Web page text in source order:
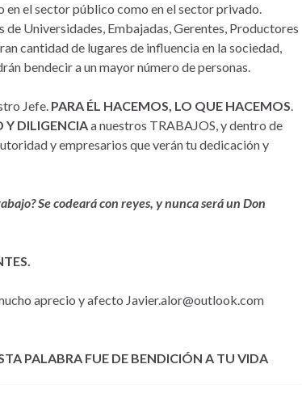
en el sector público como en el sector privado.
Universidades, Embajadas, Gerentes, Productores
cantidad de lugares de influencia en la sociedad,
bendecir a un mayor número de personas.
Jefe. PARA ÉL HACEMOS, LO QUE HACEMOS.
Y DILIGENCIAa nuestros TRABAJOS, y dentro de
y empresarios que verán tu dedicación y
Se codeará con reyes, y nunca será un Don
aprecio y afecto Javier.alor@outlook.com
PALABRA FUE DE BENDICIÓN A TU VIDA